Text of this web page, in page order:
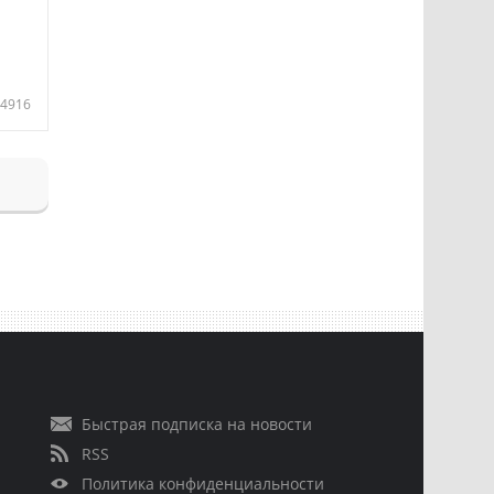
4916
Быстрая подписка на новости
RSS
Политика конфиденциальности